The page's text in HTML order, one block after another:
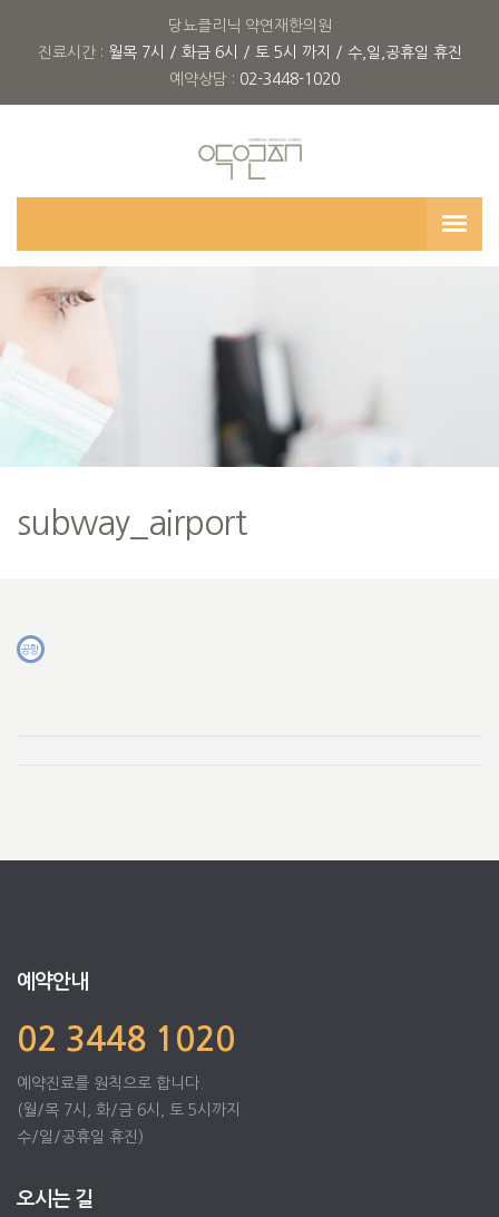
당뇨클리닉 약연재한의원
진료시간 : 월목 7시 / 화금 6시 / 토 5시 까지 / 수,일,공휴일 휴진
예약상담 : 02-3448-1020
subway_airport
예약안내
02 3448 1020
예약진료를 원칙으로 합니다.
(월/목 7시, 화/금 6시, 토 5시까지
수/일/공휴일 휴진)
오시는 길